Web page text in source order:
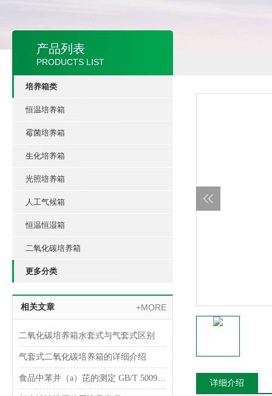
产品列表
PRODUCTS LIST
培养箱类
恒温培养箱
霉菌培养箱
生化培养箱
光照培养箱
人工气候箱
恒温恒湿箱
二氧化碳培养箱
更多分类
相关文章 +MORE
二氧化碳培养箱水套式与气套式区别
气套式二氧化碳培养箱的详细介绍
食品中苯并（a）芘的测定 GB/T 5009.27-2003
详细介绍